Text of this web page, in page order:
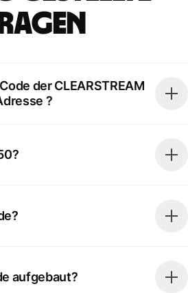
der CLEARSTREAM
?
aufgebaut?